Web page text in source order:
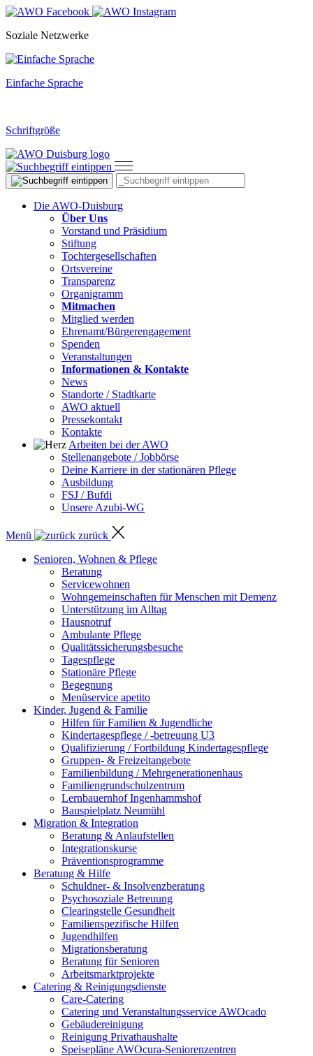
Soziale Netzwerke
Einfache Sprache
Schriftgröße
Die AWO-Duisburg
Über Uns
Vorstand und Präsidium
Stiftung
Tochtergesellschaften
Ortsvereine
Transparenz
Organigramm
Mitmachen
Mitglied werden
Ehrenamt/Bürgerengagement
Spenden
Veranstaltungen
Informationen & Kontakte
News
Standorte / Stadtkarte
AWO aktuell
Pressekontakt
Kontakte
Arbeiten bei der AWO
Stellenangebote / Jobbörse
Deine Karriere in der stationären Pflege
Ausbildung
FSJ / Bufdi
Unsere Azubi-WG
Menü
zurück
Senioren, Wohnen & Pflege
Beratung
Servicewohnen
Wohngemeinschaften für Menschen mit Demenz
Unterstützung im Alltag
Hausnotruf
Ambulante Pflege
Qualitätssicherungsbesuche
Tagespflege
Stationäre Pflege
Begegnung
Menüservice apetito
Kinder, Jugend & Familie
Hilfen für Familien & Jugendliche
Kindertagespflege / -betreuung U3
Qualifizierung / Fortbildung Kindertagespflege
Gruppen- & Freizeitangebote
Familienbildung / Mehrgenerationenhaus
Familiengrundschulzentrum
Lernbauernhof Ingenhammshof
Bauspielplatz Neumühl
Migration & Integration
Beratung & Anlaufstellen
Integrationskurse
Präventionsprogramme
Beratung & Hilfe
Schuldner- & Insolvenzberatung
Psychosoziale Betreuung
Clearingstelle Gesundheit
Familienspezifische Hilfen
Jugendhilfen
Migrationsberatung
Beratung für Senioren
Arbeitsmarktprojekte
Catering & Reinigungsdienste
Care-Catering
Catering und Veranstaltungsservice AWOcado
Gebäudereinigung
Reinigung Privathaushalte
Speisepläne AWOcura-Seniorenzentren